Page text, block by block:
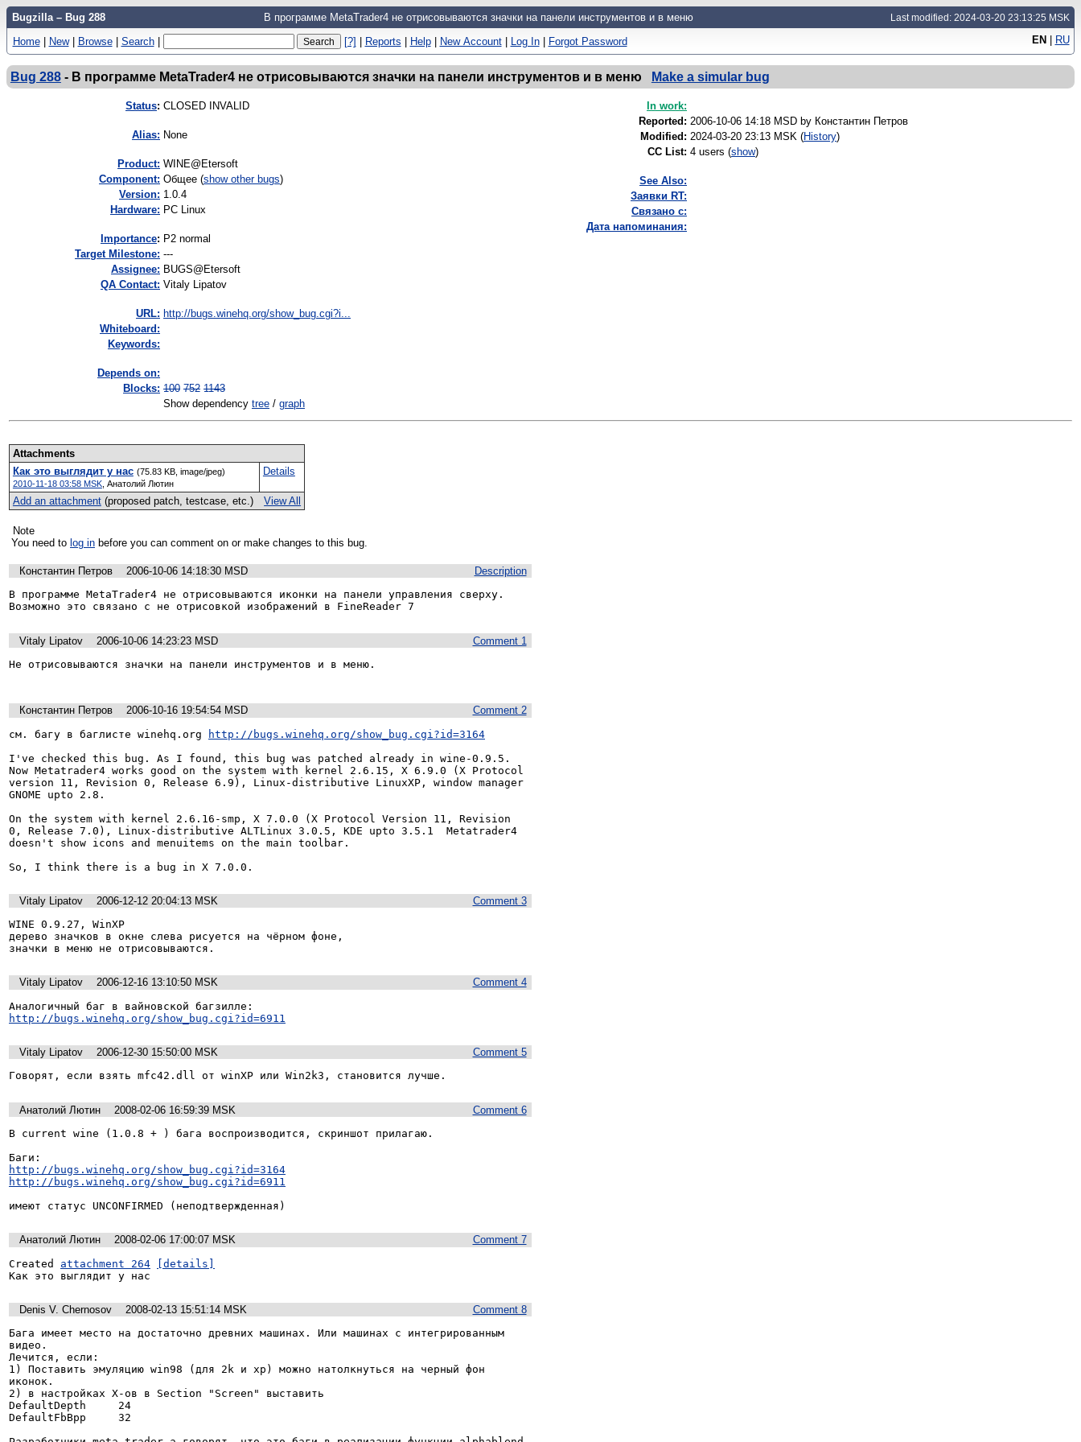
Bugzilla – Bug 288 В программе MetaTrader4 не отрисовываются значки на панели инструментов и в меню Last modified: 2024-03-20 23:13:25 MSK
EN | RU
Home | New | Browse | Search | [?] | Reports | Help | New Account | Log In | Forgot Password
Bug 288 - В программе MetaTrader4 не отрисовываются значки на панели инструментов и в меню Make a simular bug
Status: CLOSED INVALID
Alias: None
Product: WINE@Etersoft
Component: Общее (show other bugs)
Version: 1.0.4
Hardware: PC Linux
mportance: P2 normal
Target Milestone: ---
Assignee: BUGS@Etersoft
QA Contact: Vitaly Lipatov
URL: http://bugs.winehq.org/show_bug.cgi?i...
Whiteboard:
Keywords:
Depends on:
Blocks: 100 752 1143
Show dependency tree / graph
In work:
Reported: 2006-10-06 14:18 MSD by Константин Петров
Modified: 2024-03-20 23:13 MSK (History)
CC List: 4 users (show)
See Also:
Заявки RT:
Связано с:
Дата напоминания:
Attachments
Как это выглядит у нас (75.83 KB, image/jpeg)
2010-11-18 03:58 MSK, Анатолий Лютин
Details
View All
Add an attachment(proposed patch, testcase, etc.)
Note
You need to log in before you can comment on or make changes to this bug.
Description
Константин Петров
2006-10-06 14:18:30 MSD
В программе MetaTrader4 не отрисовываются иконки на панели управления сверху.
Возможно это связано с не отрисовкой изображений в FineReader 7
Comment 1
Vitaly Lipatov
2006-10-06 14:23:23 MSD
Не отрисовываются значки на панели инструментов и в меню.
Comment 2
Константин Петров
2006-10-16 19:54:54 MSD
см. багу в баглисте winehq.org
http://bugs.winehq.org/show_bug.cgi?id=3164
I've checked this bug. As I found, this bug was patched already in wine-0.9.5.
Now Metatrader4 works good on the system with kernel 2.6.15, X 6.9.0 (X Protocol
version 11, Revision 0, Release 6.9), Linux-distributive LinuxXP, window manager
GNOME upto 2.8.
On the system with kernel 2.6.16-smp, X 7.0.0 (X Protocol Version 11, Revision
0, Release 7.0), Linux-distributive ALTLinux 3.0.5, KDE upto 3.5.1  Metatrader4
doesn't show icons and menuitems on the main toolbar.
So, I think there is a bug in X 7.0.0.
Comment 3
Vitaly Lipatov
2006-12-12 20:04:13 MSK
WINE 0.9.27, WinXP
дерево значков в окне слева рисуется на чёрном фоне,
значки в меню не отрисовываются.
Comment 4
Vitaly Lipatov
2006-12-16 13:10:50 MSK
http://bugs.winehq.org/show_bug.cgi?id=6911
Comment 5
Vitaly Lipatov
2006-12-30 15:50:00 MSK
Говорят, если взять mfc42.dll от winXP или Win2k3, становится лучше.
Comment 6
Анатолий Лютин
2008-02-06 16:59:39 MSK
В current wine (1.0.8 + ) бага воспроизводится, скриншот прилагаю.
http://bugs.winehq.org/show_bug.cgi?id=3164
http://bugs.winehq.org/show_bug.cgi?id=6911
Comment 7
Анатолий Лютин
2008-02-06 17:00:07 MSK
Created attachment 264
[details]
Как это выглядит у нас
Comment 8
Denis V. Chernosov
2008-02-13 15:51:14 MSK
Бага имеет место на достаточно древних машинах. Или машинах с интегрированным
видео.
Лечится, если:
1) Поставить эмуляцию win98 (для 2k и xp) можно натолкнуться на черный фон
иконок.
2) в настройках X-ов в Section "Screen" выставить
DefaultDepth     24
DefaultFbBpp     32